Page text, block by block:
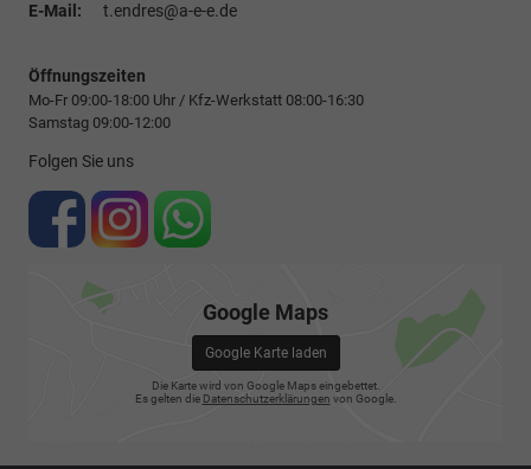
E-Mail:
t.endres@a-e-e.de
Öffnungszeiten
Mo-Fr 09:00-18:00 Uhr / Kfz-Werkstatt 08:00-16:30
Samstag 09:00-12:00
Folgen Sie uns
Google Maps
Google Karte laden
Die Karte wird von Google Maps eingebettet.
Es gelten die Datenschutzerklärungen von Google.